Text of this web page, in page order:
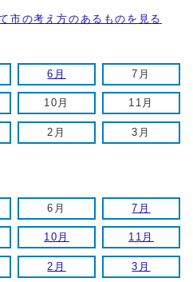
市の考え方のあるものを見る
6月 7月
10月 11月
2月 3月
6月 7月
10月 11月
2月 3月